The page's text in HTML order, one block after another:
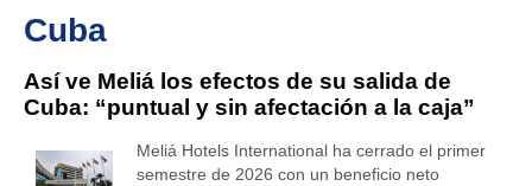
Cuba
Así ve Meliá los efectos de su salida de
Cuba: “puntual y sin afectación a la caja”
Meliá Hotels International ha cerrado el primer
semestre de 2026 con un beneficio neto